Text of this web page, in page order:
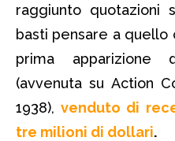
raggiunto quotazioni
basti pensare a quello
prima apparizione
(avvenuta su Action
1938),venduto di
tre milioni di dollari.